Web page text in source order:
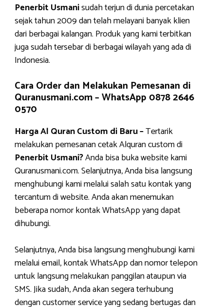
Penerbit Usmanisudah terjun di dunia percetakan
sejak tahun 2009 dan telah melayani banyak klien
dari berbagai kalangan. Produk yang kami terbitkan
juga sudah tersebar di berbagai wilayah yang ada di
Indonesia.
Cara Order dan Melakukan Pemesanan di
Quranusmani.com –WhatsApp 0878 2646
0570
Harga Al Quran Custom di Baru –Tertarik
melakukan pemesanan cetak Alquran custom di
Penerbit Usmani?Anda bisa buka website kami
Quranusmani.com. Selanjutnya, Anda bisa langsung
menghubungi kami melalui salah satu kontak yang
tercantum di website. Anda akan menemukan
beberapa nomor kontak WhatsApp yang dapat
dihubungi.
Selanjutnya, Anda bisa langsung menghubungi kami
melalui email, kontak WhatsApp dan nomor telepon
untuk langsung melakukan panggilan ataupun via
SMS. Jika sudah, Anda akan segera terhubung
dengan customer service yang sedang bertugas dan